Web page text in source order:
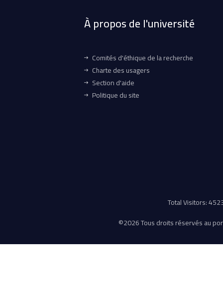
À propos de l'université
Comités d'éthique de la recherche
Charte des usagers
Section d'aide
Politique du site
Total Visitors:
©2026 Tous droits réservés au